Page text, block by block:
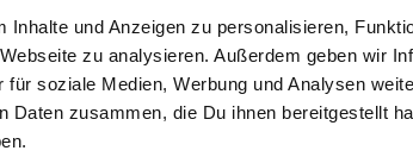
Inhalte und Anzeigen zu personalisieren,
zu analysieren. Außerdem geben wir
für soziale Medien, Werbung und Analysen
Daten zusammen, die Du ihnen bereitgestellt